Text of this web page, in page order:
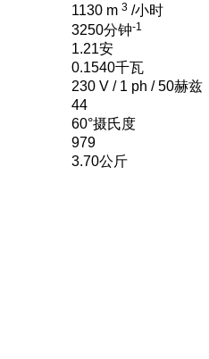
1130 m 3 /小时
3250分钟-1
1.21安
0.1540千瓦
230 V / 1 ph / 50赫兹
44
60°摄氏度
979
3.70公斤